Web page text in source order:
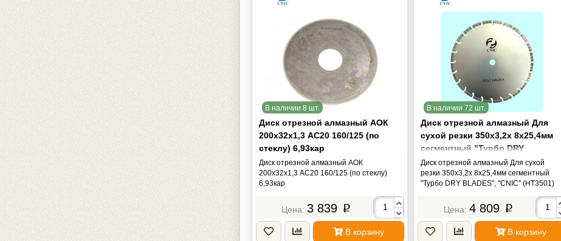
В наличии 8 шт.
Диск отрезной алмазный АОК
200х32х1,3 АС20 160/125 (по
стеклу) 6,93кар
Диск отрезной алмазный АОК
200х32х1,3 АС20 160/125 (по стеклу)
6,93кар
3 839 p
В корзину
В наличии 72 шт.
Диск отрезной алмазный Для
сухой резки 350х3,2х 8х25,4мм
сегментный "Турбо DRY
BLADES", "CNIC" (НT3501)
Диск отрезной алмазный Для сухой
резки 350х3,2х 8х25,4мм сегментный
"Турбо DRY BLADES", "CNIC" (НT3501)
4 809 p
В корзину